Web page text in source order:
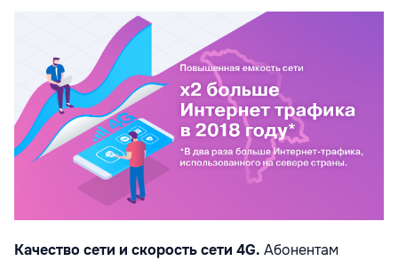
Качество сети и скорость сети 4G. Абонентам